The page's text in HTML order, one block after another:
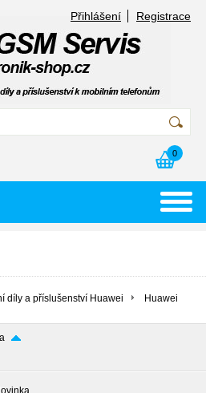
Přihlášení Registrace
0
díly a příslušenství Huawei
Huawei